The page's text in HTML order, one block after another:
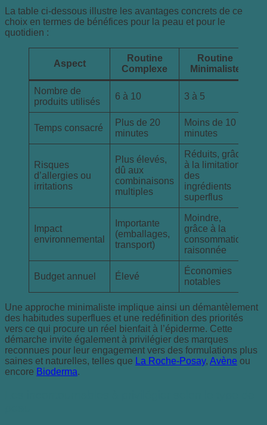
La table ci-dessous illustre les avantages concrets de ce
choix en termes de bénéfices pour la peau et pour le
quotidien :
Aspect
Routine
Complexe
Routine
Minimaliste
Nombre de
produits utilisés
6 à 10 3 à 5
Temps consacré
Plus de 20
minutes
Moins de 10
minutes
Risques
d’allergies ou
irritations
Plus élevés,
dû aux
combinaisons
multiples
Réduits, grâce
à la limitation
des
ingrédients
superflus
Impact
environnemental
Importante
(emballages,
transport)
Moindre,
grâce à la
consommation
raisonnée
Budget annuel Élevé
Économies
notables
Une approche minimaliste implique ainsi un démantèlement
des habitudes superflues et une redéfinition des priorités
vers ce qui procure un réel bienfait à l’épiderme. Cette
démarche invite également à privilégier des marques
reconnues pour leur engagement vers des formulations plus
saines et naturelles, telles que La Roche-Posay, Avène ou
encore Bioderma.